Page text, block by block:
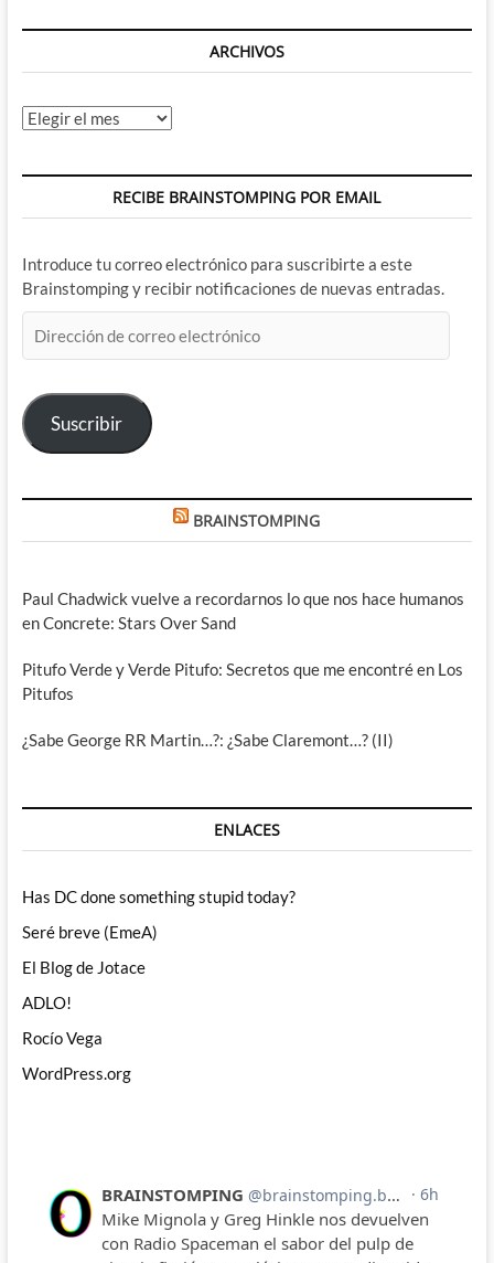
ARCHIVOS
Archivos
RECIBE BRAINSTOMPING POR EMAIL
Introduce tu correo electrónico para suscribirte a este
Brainstomping y recibir notificaciones de nuevas entradas.
de
electrónico
Suscribir
BRAINSTOMPING
Paul Chadwick vuelve a recordarnos lo que nos hace humanos
en Concrete: Stars Over Sand
Pitufo Verde y Verde Pitufo: Secretos que me encontré en Los
Pitufos
¿Sabe George RR Martin…?: ¿Sabe Claremont…? (II)
ENLACES
Has DC done something stupid today?
Seré breve (EmeA)
El Blog de Jotace
ADLO!
Rocío Vega
WordPress.org